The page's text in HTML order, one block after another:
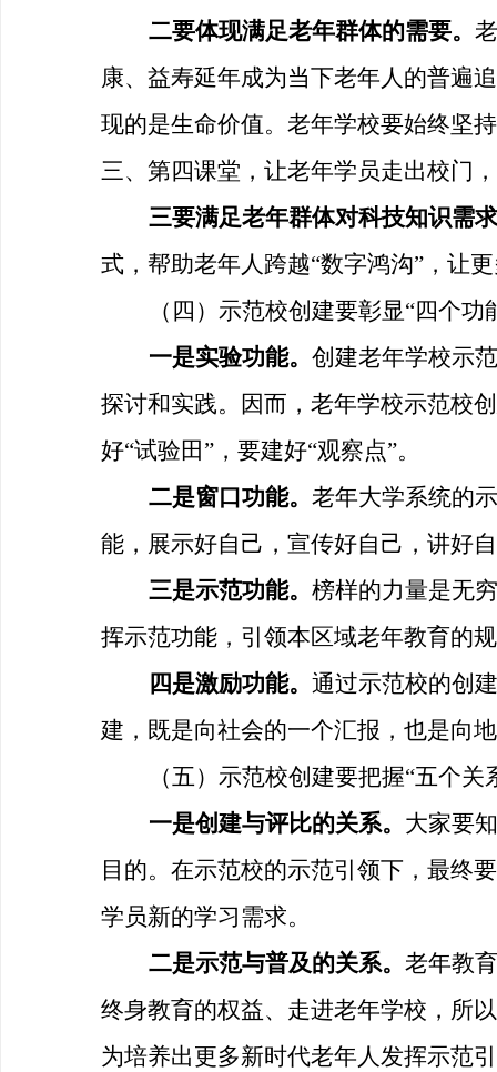
二要体现满足老年群体的需要。
康、益寿延年成为当下老年人的普遍
现的是生命价值。老年学校要始终坚
三、第四课堂，让老年学员走出校门
三要满足老年群体对科技知识需
式，帮助老年人跨越“数字鸿沟”，让
（四）示范校创建要彰显“四个功
一是实验功能。 创建老年学校示
探讨和实践。因而，老年学校示范校
好“试验田”，要建好“观察点”。
二是窗口功能。 老年大学系统的
能，展示好自己，宣传好自己，讲好
三是示范功能。 榜样的力量是无
挥示范功能，引领本区域老年教育的
四是激励功能。 通过示范校的创
建，既是向社会的一个汇报，也是向
（五）示范校创建要把握“五个关
一是创建与评比的关系。 大家要
目的。在示范校的示范引领下，最终
学员新的学习需求。
二是示范与普及的关系。 老年教
终身教育的权益、走进老年学校，所
为培养出更多新时代老年人发挥示范